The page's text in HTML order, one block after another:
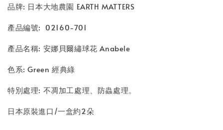
品牌: 日本大地農園 EARTH MATTERS
產品編號: 02160-701
產品名稱: 安娜貝爾繡球花 Anabele
色系: Green 經典綠
特別處理: 不凋加工處理、防蟲處理。
日本原裝進口/一盒約2朵